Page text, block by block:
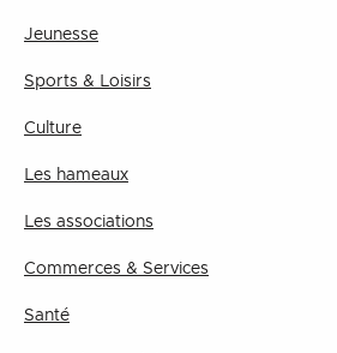
Jeunesse
Sports & Loisirs
Culture
Les hameaux
Les associations
Commerces & Services
Santé